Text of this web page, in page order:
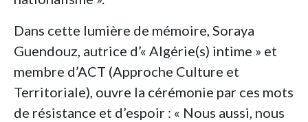
Dans cette lumière de mémoire, Soraya
Guendouz, autrice d’« Algérie(s) intime » et
membre d’ACT (Approche Culture et
Territoriale), ouvre la cérémonie par ces mots
de résistance et d’espoir : « Nous aussi, nous